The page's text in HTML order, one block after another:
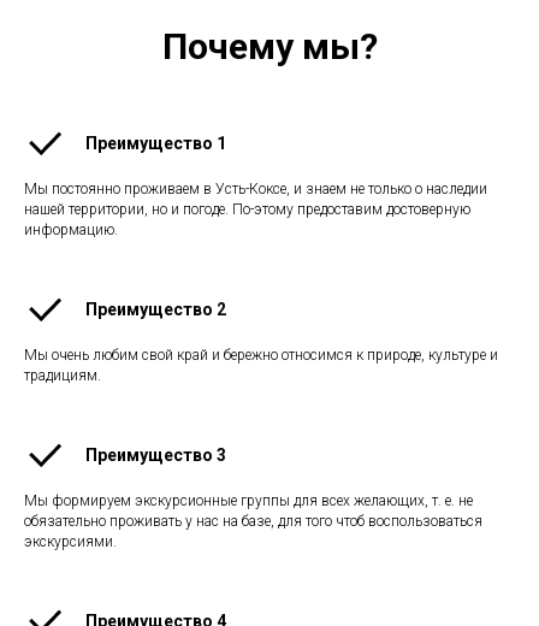
Почему мы?
Преимущество 1
Мы постоянно проживаем в Усть-Коксе, и знаем не только о наследии
нашей территории, но и погоде. По-этому предоставим достоверную
информацию.
Преимущество 2
Мы очень любим свой край и бережно относимся к природе, культуре и
традициям.
Преимущество 3
Мы формируем экскурсионные группы для всех желающих, т. е. не
обязательно проживать у нас на базе, для того чтоб воспользоваться
экскурсиями.
Преимущество 4